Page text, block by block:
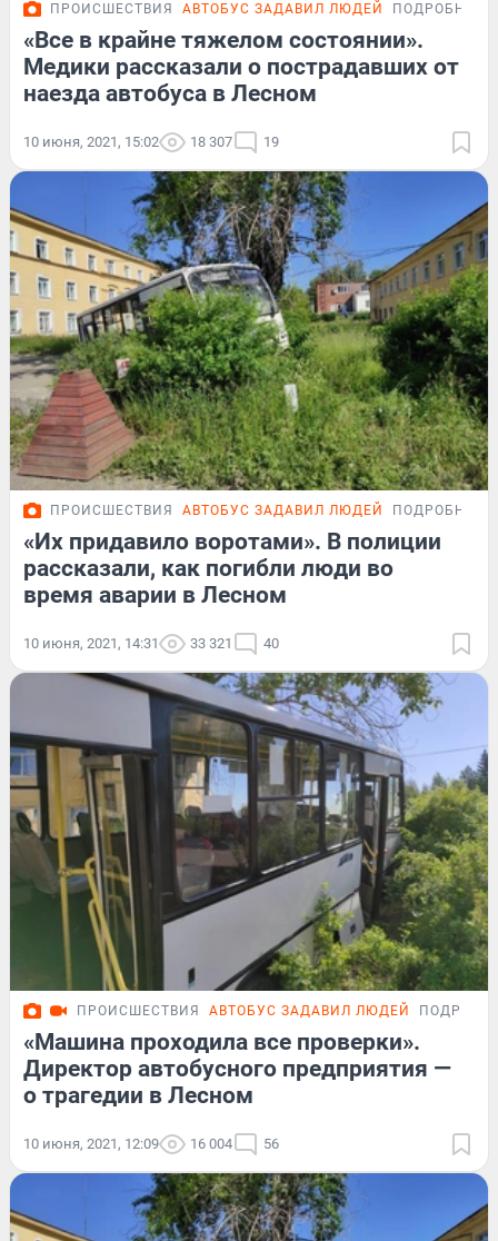
ПРОИСШЕСТВИЯ АВТОБУС ЗАДАВИЛ ЛЮДЕЙ
«Все в крайне тяжелом состоянии».
Медики рассказали о пострадавших от
наезда автобуса в Лесном
10 июня, 2021, 15:02 18 307 19
ПРОИСШЕСТВИЯ АВТОБУС ЗАДАВИЛ ЛЮДЕЙ
«Их придавило воротами». В полиции
рассказали, как погибли люди во
время аварии в Лесном
10 июня, 2021, 14:31 33 321 40
ПРОИСШЕСТВИЯ АВТОБУС ЗАДАВИЛ ЛЮДЕЙ
«Машина проходила все проверки».
Директор автобусного предприятия —
о трагедии в Лесном
10 июня, 2021, 12:09 16 004 56